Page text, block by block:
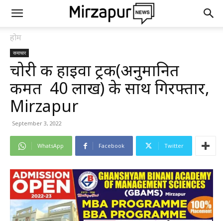
होम
समाचार
चोरी की हाइवा ट्रक(अनुमानित
कीमत ₹ 40 लाख) के साथ गिरफ्तार,
Mirzapur
September 3, 2022
WhatsApp Facebook Twitter